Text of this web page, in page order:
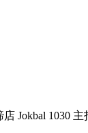
Jokbal 1030